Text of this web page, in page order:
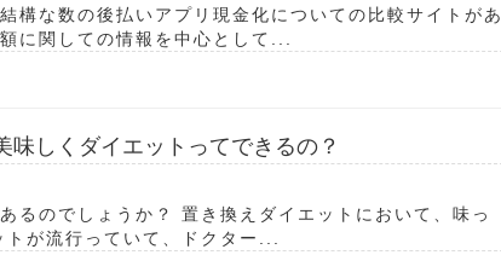
構な数の後払いアプリ現金化についての比較サイトがあ
に関しての情報を中心として...
味しくダイエットってできるの？
るのでしょうか？ 置き換えダイエットにおいて、味っ
が流行っていて、ドクター...